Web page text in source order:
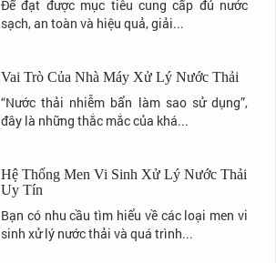
Để đạt được mục tiêu cung cấp đủ nước
sạch, an toàn và hiệu quả, giải...
Vai Trò Của Nhà Máy Xử Lý Nước Thải
“Nước thải nhiễm bẩn làm sao sử dụng”,
đây là những thắc mắc của khá...
Hệ Thống Men Vi Sinh Xử Lý Nước Thải
Uy Tín
Bạn có nhu cầu tìm hiểu về các loại men vi
sinh xử lý nước thải và quá trình...